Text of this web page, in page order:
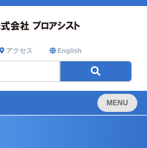
アクセス English
MENU